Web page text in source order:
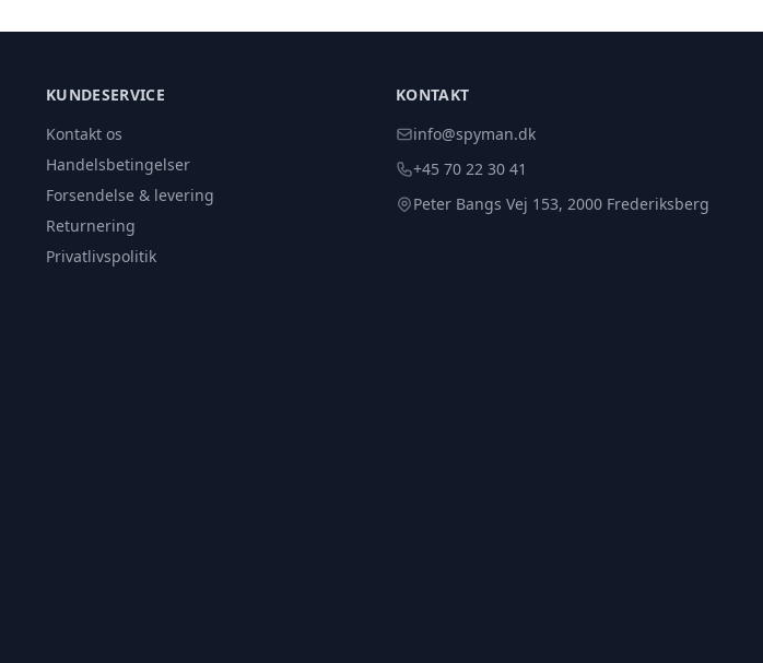
KUNDESERVICE
Kontakt os
Handelsbetingelser
Forsendelse & levering
Returnering
Privatlivspolitik
KONTAKT
info@spyman.dk
+45 70 22 30 41
Peter Bangs Vej 153, 2000 Frederiksberg